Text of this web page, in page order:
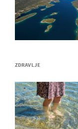
ZDRAVLJE